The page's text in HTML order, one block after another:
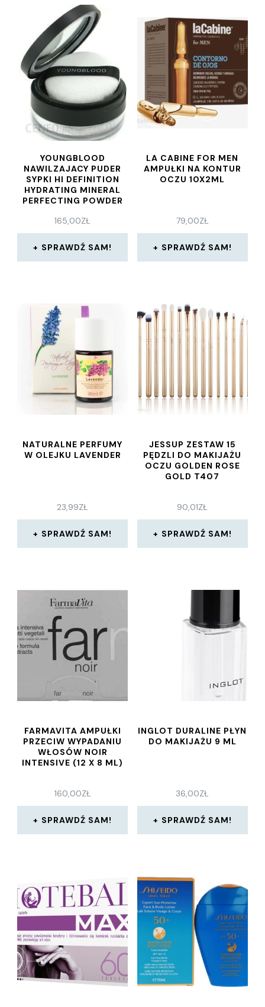
YOUNGBLOOD
NAWILZAJACY PUDER
SYPKI HI DEFINITION
HYDRATING MINERAL
PERFECTING POWDER
165,00ZŁ
SPRAWDŹ SAM!
LA CABINE FOR MEN
AMPUŁKI NA KONTUR
OCZU 10X2ML
79,00ZŁ
SPRAWDŹ SAM!
NATURALNE PERFUMY
W OLEJKU LAVENDER
23,99ZŁ
SPRAWDŹ SAM!
JESSUP ZESTAW 15
PĘDZLI DO MAKIJAŻU
OCZU GOLDEN ROSE
GOLD T407
90,01ZŁ
SPRAWDŹ SAM!
FARMAVITA AMPUŁKI
PRZECIW WYPADANIU
WŁOSÓW NOIR
INTENSIVE (12 X 8 ML)
160,00ZŁ
SPRAWDŹ SAM!
INGLOT DURALINE PŁYN
DO MAKIJAŻU 9 ML
36,00ZŁ
SPRAWDŹ SAM!